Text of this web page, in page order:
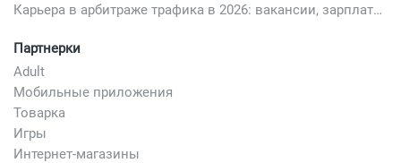
Карьера в арбитраже трафика в 2026: вакансии, зарплаты и как начать
Партнерки
Adult
Мобильные приложения
Товарка
Игры
Интернет-магазины